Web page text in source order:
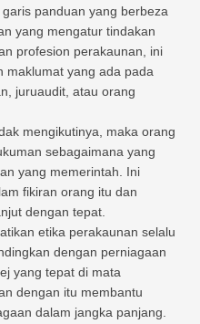
panduan yang berbeza
yang mengatur tindakan
profesion perakaunan, ini
maklumat yang ada pada
juruaudit, atau orang
mengikutinya, maka orang
sebagaimana yang
yang memerintah. Ini
fikiran orang itu dan
dengan tepat.
etika perakaunan selalu
dengan perniagaan
yang tepat di mata
dengan itu membantu
dalam jangka panjang.